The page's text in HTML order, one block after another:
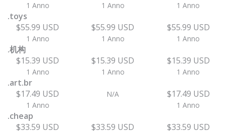
1 Anno 1 Anno 1 Anno
.toys
$55.99 USD
1 Anno
$55.99 USD
1 Anno
$55.99 USD
1 Anno
.机构
$15.39 USD
1 Anno
$15.39 USD
1 Anno
$15.39 USD
1 Anno
.art.br
$17.49 USD
1 Anno
N/A $17.49 USD
1 Anno
.cheap
$33.59 USD
$33.59 USD $33.59 USD